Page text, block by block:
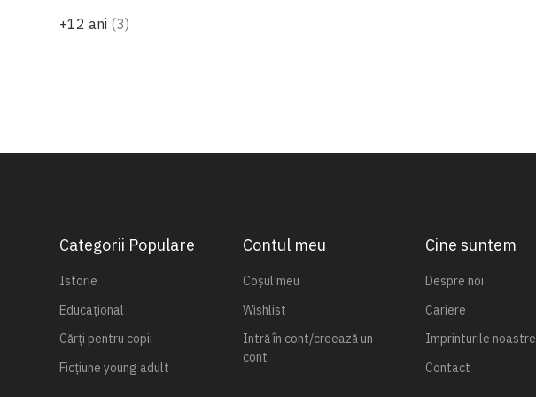
+12 ani 3produse
Categorii Populare
Istorie
Educațional
Cărți pentru copii
Ficțiune young adult
Contul meu
Coșul meu
Wishlist
Intră în cont/creează un
cont
Cine suntem
Despre noi
Cariere
Imprinturile noastre
Contact